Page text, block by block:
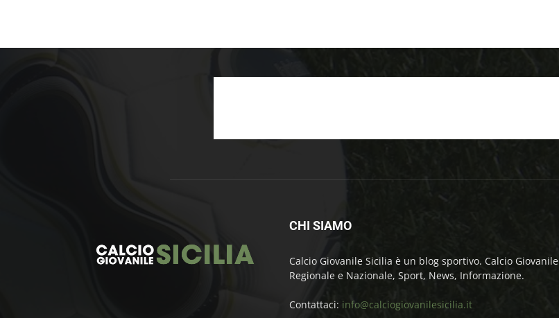
CHI SIAMO
Calcio Giovanile Sicilia è un blog sportivo. Calcio Giovanile
Regionale e Nazionale, Sport, News, Informazione.
Contattaci: info@calciogiovanilesicilia.it